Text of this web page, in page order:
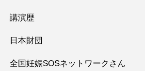
講演歴
日本財団
全国妊娠SOSネットワークさん